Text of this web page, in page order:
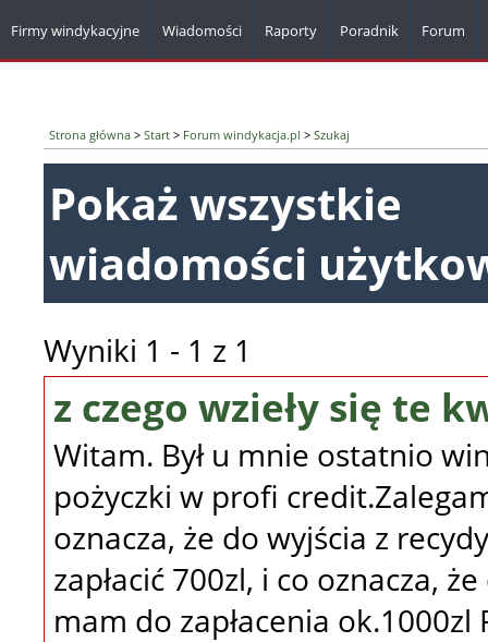
Firmy windykacyjne Wiadomości Raporty Poradnik Forum
Strona główna > Start > Forum windykacja.pl > Szukaj
Pokaż wszystkie
wiadomości
Wyniki 1 - 1 z 1
z czego wzieły się te
Witam. Był u mnie ostatnio
pożyczki w profi
oznacza, że do wyjścia z
zapłacić 700zl, i co oznacza,
mam do zapłacenia